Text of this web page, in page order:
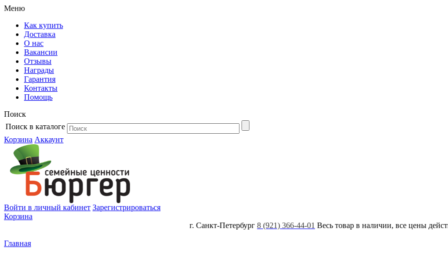
Меню
Как купить
Доставка
О нас
Вакансии
Отзывы
Награды
Гарантия
Контакты
Помощь
Поиск
Поиск в каталоге
Корзина Аккаунт
Войти в личный кабинет Зарегистрироваться
Корзина
г. Санкт-Петербург 8 (921) 366-44-01 Весь товар в наличии, все цены
Главная